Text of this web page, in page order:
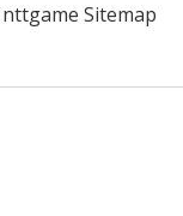
nttgame Sitemap